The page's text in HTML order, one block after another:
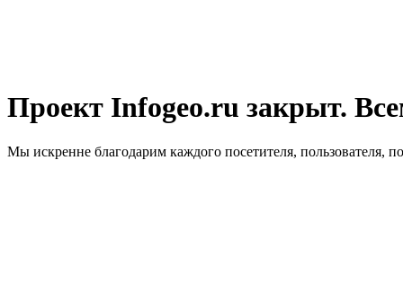
Проект Infogeo.ru закрыт.
Мы искренне благодарим каждого посетителя, пользователя,